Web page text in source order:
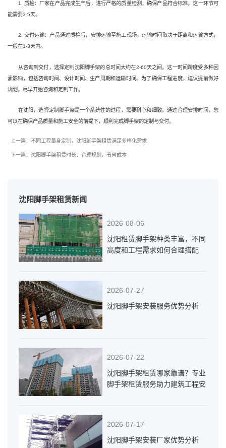
1. 质检：厂家在产品完成生产后，进行严格的质量检测，确保产品符合标准。这一环节可
能需要3-5天。
2. 交付运输：产品通过质检后，安排运输至施工现场。运输时间取决于距离和运输方式，
一般在1-3天内。
从咨询到交付，选择定制沈阳脚手架的总时间大约在2-60天之间。这一时间跨度受多种因
素影响，包括咨询时间、设计时间、生产周期和运输时间。为了确保工程进度，建议提前做好
规划，尽早开始咨询和定制工作。
在沈阳，选择定制脚手架是一个系统性的过程，需要耐心和细致。通过合理安排时间，您
可以在确保产品质量和施工安全的前提下，顺利完成脚手架的定制与交付。
上一篇：不同工程量身定制，沈阳脚手架租赁满足多样化需求
下一篇：沈阳脚手架租赁时长：合理规划，节省成本
沈阳脚手架租赁新闻
2026-08-06
沈阳租赁脚手架种类丰富，不同
高度和工程需求如何合理搭配
2026-07-27
沈阳脚手架安装服务优势分析
2026-07-22
沈阳脚手架租赁哪家靠谱？专业
脚手架租赁服务助力建筑工程安
2026-07-17
沈阳脚手架安装厂家优势分析